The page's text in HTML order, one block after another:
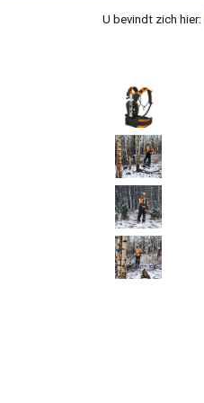
U bevindt zich hier: